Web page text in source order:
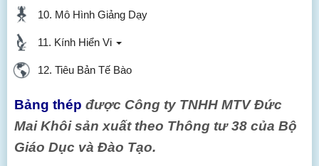
10. Mô Hình Giảng Dạy
11. Kính Hiển Vi
12. Tiêu Bản Tế Bào
Bảng thép được Công ty TNHH MTV Đức
Mai Khôi sản xuất theo Thông tư 38 của Bộ
Giáo Dục và Đào Tạo.